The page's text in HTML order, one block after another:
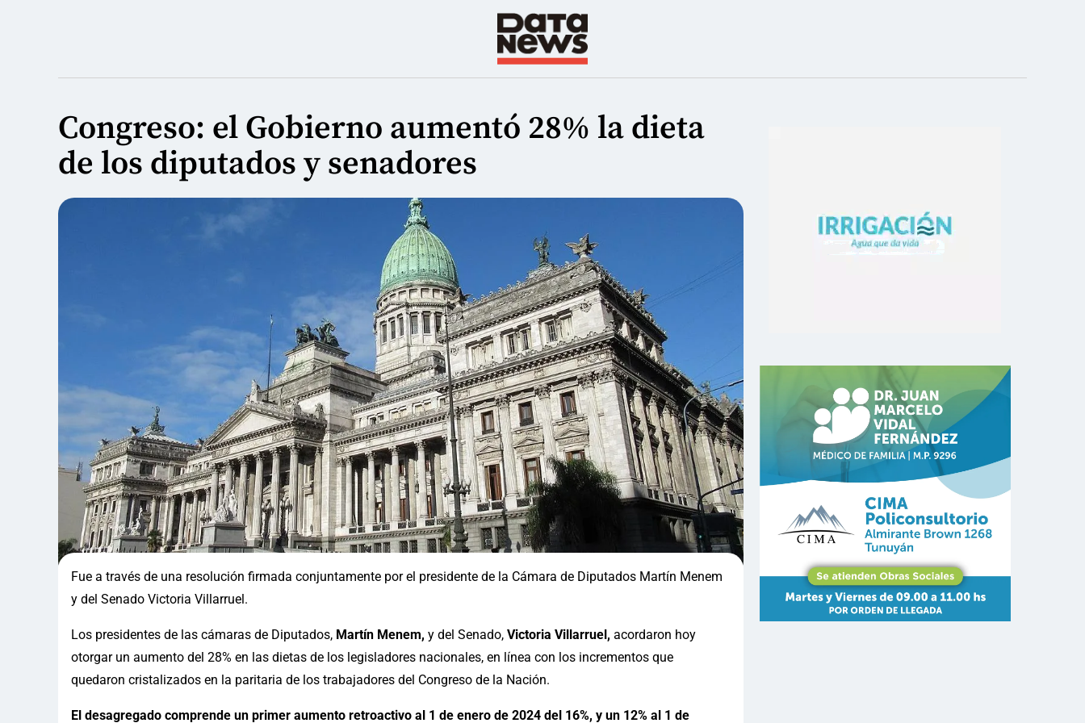
Congreso: el Gobierno aumentó 28% la dieta
de los diputados y senadores
Fue a través de una resolución firmada conjuntamente por el presidente de la Cámara de Diputados Martín Menem
y del Senado Victoria Villarruel.
Los presidentes de las cámaras de Diputados, Martín Menem, y del Senado, Victoria Villarruel, acordaron hoy
otorgar un aumento del 28% en las dietas de los legisladores nacionales, en línea con los incrementos que
quedaron cristalizados en la paritaria de los trabajadores del Congreso de la Nación.
El desagregado comprende un primer aumento retroactivo al 1 de enero de 2024 del 16%, y un 12% al 1 de